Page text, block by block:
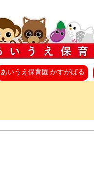
あいうえ保育園 かすがばる